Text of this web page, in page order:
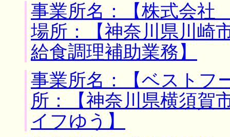
事業所名：【株式会
場所：【神奈川県川崎
給食調理補助業務】
事業所名：【ベスト
所：【神奈川県横須賀
イフゆう】